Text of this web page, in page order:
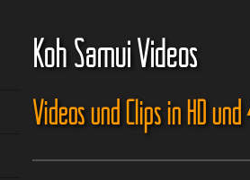
Koh Samui Videos
Videos und Clips in HD